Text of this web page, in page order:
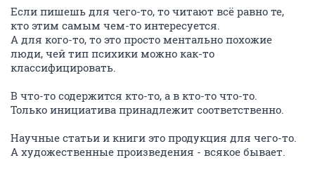
Если пишешь для чего-то, то читают всё равно те,
кто этим самым чем-то интересуется.
А для кого-то, то это просто ментально похожие
люди, чей тип психики можно как-то
классифицировать.
В что-то содержится кто-то, а в кто-то что-то.
Только инициатива принадлежит соответственно.
Научные статьи и книги это продукция для чего-то.
А художественные произведения - всякое бывает.